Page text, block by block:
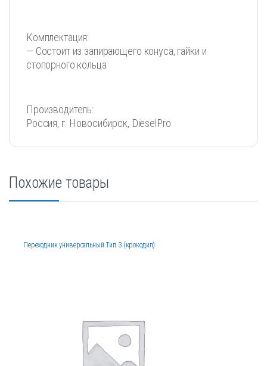
Комплектация:
— Состоит из запирающего конуса, гайки и
стопорного кольца
Производитель:
Россия, г. Новосибирск, DieselPro
Похожие товары
Переходник универсальный Тип 3 (крокодил)